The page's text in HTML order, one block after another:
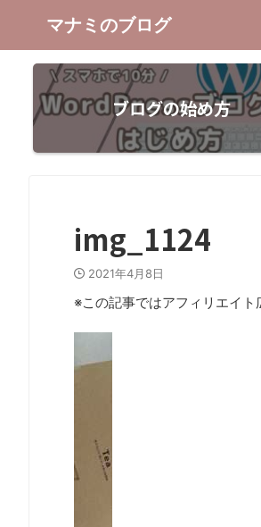
マナミのブログ
ブログの始め方
img_1124
2021年4月8日
※この記事ではアフィリエイ